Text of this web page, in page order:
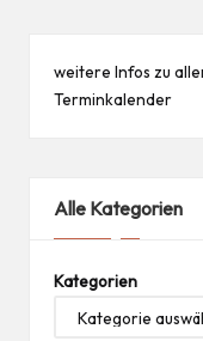
weitere Infos zu
Terminkalender
Alle Kategorien
Kategorien